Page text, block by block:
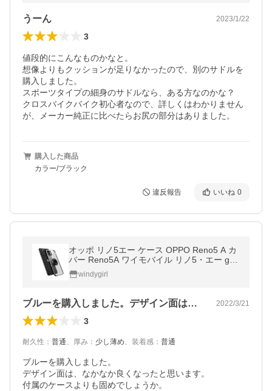
うーん 2023/1/22
3
値段的にこんなものかなと。
想像よりもクッションが足りなかったので、別のサドルを
購入しました。
スポーツタイプの細身のサドルなら、ある方なのかな？
クロスバイクバイク初心者なので、詳しくはわかりません
が、メーカー純正に比べたらお尻の部分はありました。
購入した商品
カラー/ブラック
違反報告 いいね 0
オッポ リノ5エー ケース OPPO Reno5 A カ
バー Reno5A ワイモバイル リノ5・エー goo
Simseller スマホケース OPPO互換
windygirl
ブルーを購入しました。デザイン面は、な… 2022/3/21
3
耐久性 ： 普通、 厚み ： 少し薄め、 装着感 ： 普通
ブルーを購入しました。
デザイン面は、なかなか良くなったと思います。
付属のケースよりも固めでしょうか。